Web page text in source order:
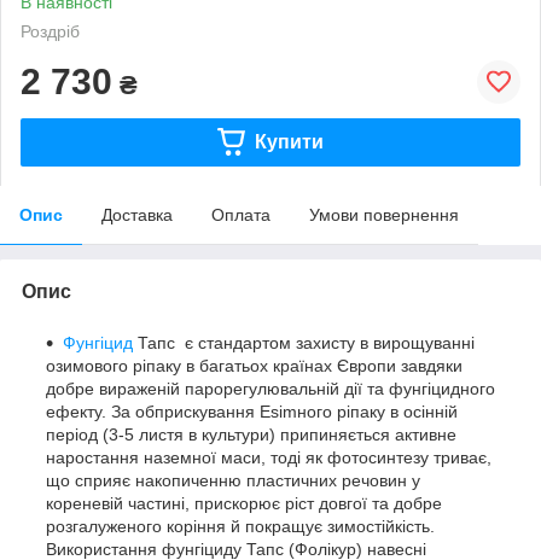
Роздріб
2 730 ₴
Купити
Опис Доставка Оплата Умови повернення
Опис
Фунгіцид Тапс є стандартом захисту в вирощуванні
озимового ріпаку в багатьох країнах Європи завдяки
добре вираженій парорегулювальній дії та фунгіцидного
ефекту. За обприскування Esimного ріпаку в осінній
період (3-5 листя в культури) припиняється активне
наростання наземної маси, тоді як фотосинтезу триває,
що сприяє накопиченню пластичних речовин у
кореневій частині, прискорює ріст довгої та добре
розгалуженого коріння й покращує зимостійкість.
Використання фунгіциду Тапс (Фолікур) навесні